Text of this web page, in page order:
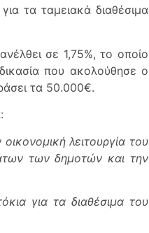
τα ταμειακά διαθέσιμα
σε 1,75%, το οποίο
που ακολούθησε ο
τα 50.000€.
λειτουργία του
των δημοτών και την
για τα διαθέσιμα του